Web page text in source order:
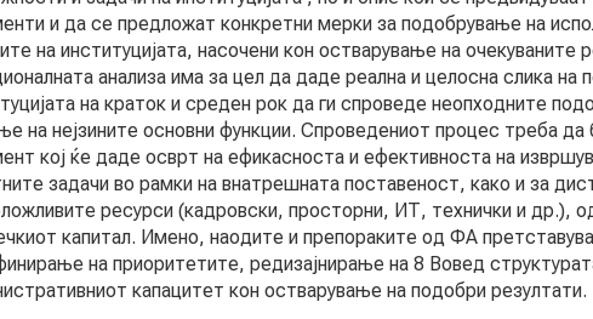
и да се предложат конкретни мерки за подобрување на
на институцијата, насочени кон остварување на очекуваните
анализа има за цел да даде реална и целосна слика на
на краток и среден рок да ги спроведе неопходните
на нејзините основни функции. Спроведениот процес треба да
кој ќе даде осврт на ефикасноста и ефективноста на
задачи во рамки на внатрешната поставеност, како и за
ресурси (кадровски, просторни, ИТ, технички и др.),
капитал. Имено, наодите и препораките од ФА
на приоритетите, редизајнирање на 8 Вовед
капацитет кон остварување на подобри резултати.